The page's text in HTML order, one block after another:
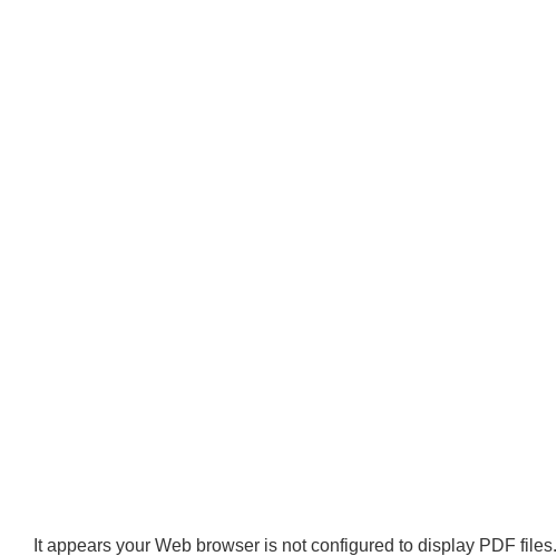
It appears your Web browser is not configured to display PDF files.